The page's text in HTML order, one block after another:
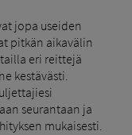
jopa useiden
pitkän aikavälin
eri reittejä
kestävästi.
seurantaan ja
mukaisesti.